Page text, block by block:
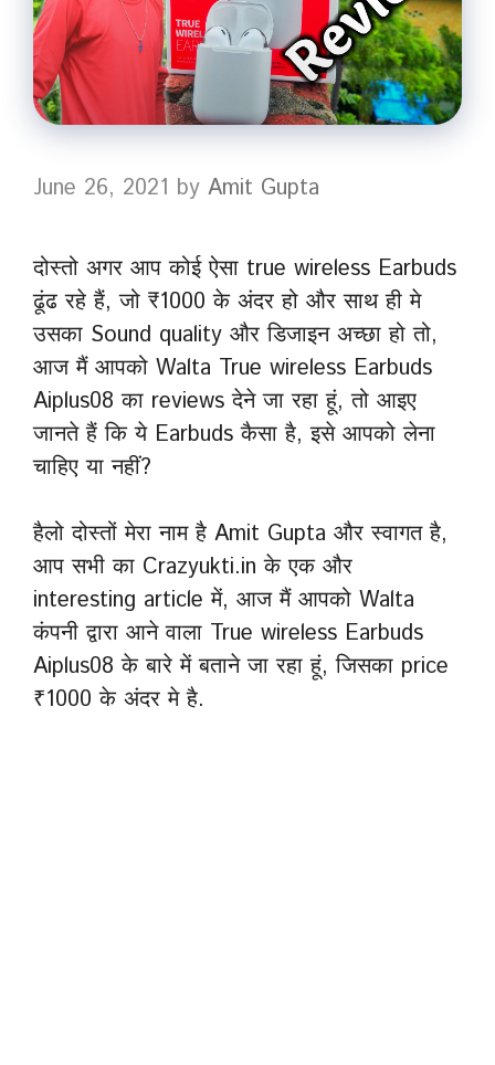
June 26, 2021 by Amit Gupta
दोस्तो अगर आप कोई ऐसा true wireless Earbuds
ढूंढ रहे हैं, जो ₹1000 के अंदर हो और साथ ही मे
उसका Sound quality और डिजाइन अच्छा हो तो,
आज मैं आपको Walta True wireless Earbuds
Aiplus08 का reviews देने जा रहा हूं, तो आइए
जानते हैं कि ये Earbuds कैसा है, इसे आपको लेना
चाहिए या नहीं?
हैलो दोस्तों मेरा नाम है Amit Gupta और स्वागत है,
आप सभी का Crazyukti.in के एक और
interesting article में, आज मैं आपको Walta
कंपनी द्वारा आने वाला True wireless Earbuds
Aiplus08 के बारे में बताने जा रहा हूं, जिसका price
₹1000 के अंदर मे है.